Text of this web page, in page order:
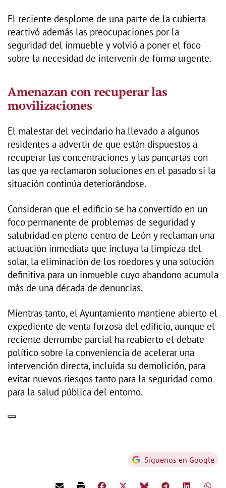
El reciente desplome de una parte de la cubierta
reactivó además las preocupaciones por la
seguridad del inmueble y volvió a poner el foco
sobre la necesidad de intervenir de forma urgente.
Amenazan con recuperar las
movilizaciones
El malestar del vecindario ha llevado a algunos
residentes a advertir de que están dispuestos a
recuperar las concentraciones y las pancartas con
las que ya reclamaron soluciones en el pasado si la
situación continúa deteriorándose.
Consideran que el edificio se ha convertido en un
foco permanente de problemas de seguridad y
salubridad en pleno centro de León y reclaman una
actuación inmediata que incluya la limpieza del
solar, la eliminación de los roedores y una solución
definitiva para un inmueble cuyo abandono acumula
más de una década de denuncias.
Mientras tanto, el Ayuntamiento mantiene abierto el
expediente de venta forzosa del edificio, aunque el
reciente derrumbe parcial ha reabierto el debate
político sobre la conveniencia de acelerar una
intervención directa, incluida su demolición, para
evitar nuevos riesgos tanto para la seguridad como
para la salud pública del entorno.
Síguenos en Google